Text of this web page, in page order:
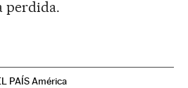
perdida.
PAÍS América